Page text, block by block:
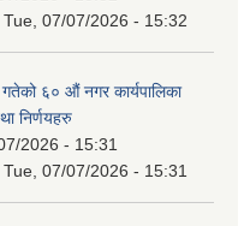
Tue, 07/07/2026 - 15:32
६० औं नगर कार्यपालिका
निर्णयहरु
2026 - 15:31
Tue, 07/07/2026 - 15:31